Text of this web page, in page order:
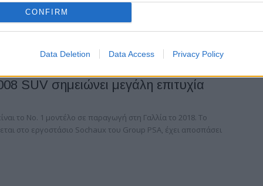
CONFIRM
Data Deletion Data Access Privacy Policy
τεχνολογία που αναπτύχθηκε από ολλανδούς ερευνητές στο
την παραγωγή καυσίμου, λαμβάνοντας νερό από τον αέρα και
SUV σημειώνει μεγάλη επιτυχία
το No. 1 μοντέλο σε παραγωγή στη Γαλλία το 2018. Το
στο εργοστάσιο Sochaux του Group PSA, έχει αποσπάσει